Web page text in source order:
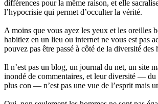
différences pour la même raison, et elle
l’hypocrisie qui permet d’occulter la vérité.
A moins que vous ayez les yeux et les oreilles
habitiez en un lieu ou internet ne vous est pas
pouvez pas être passé à côté de la diversité des
Il n’est pas un blog, un journal du net, un site
inondé de commentaires, et leur diversité — du
plus con — n’est pas une vue de l’esprit mais